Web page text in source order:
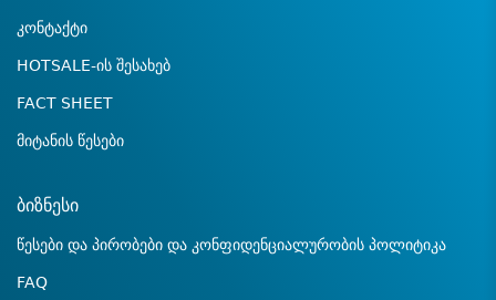
კონტაქტი
HOTSALE-ის შესახებ
FACT SHEET
მიტანის წესები
ბიზნესი
წესები და პირობები და კონფიდენციალურობის პოლიტიკა
FAQ